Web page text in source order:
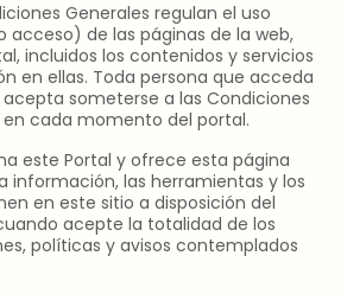
Generales regulan el uso
acceso) de las páginas de la web,
incluidos los contenidos y servicios
en ellas. Toda persona que acceda
acepta someterse a las Condiciones
cada momento del portal.
este Portal y ofrece esta página
información, las herramientas y los
en este sitio a disposición del
acepte la totalidad de los
políticas y avisos contemplados